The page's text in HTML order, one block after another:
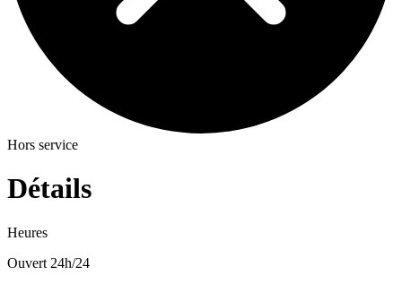
Hors service
Détails
Heures
Ouvert 24h/24